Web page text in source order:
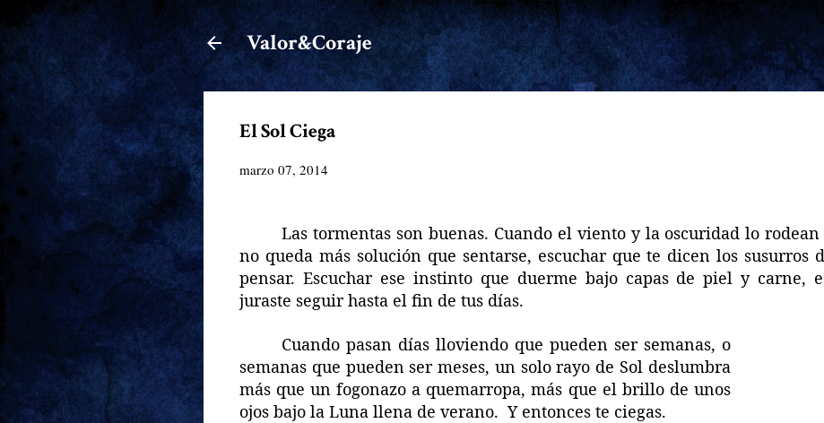
Ir al contenido principal
Valor&Coraje
El Sol Ciega
marzo 07, 2014
Las tormentas son buenas. Cuando el viento y la oscuridad lo
no queda más solución que sentarse, escuchar que te dicen los susurros
pensar. Escuchar ese instinto que duerme bajo capas de piel y carne,
juraste seguir hasta el fin de tus días.
Cuando pasan días lloviendo que pueden ser semanas, o
semanas que pueden ser meses, un solo rayo de Sol deslumbra
más que un fogonazo a quemarropa, más que el brillo de unos
ojos bajo la Luna llena de verano. Y entonces te ciegas.